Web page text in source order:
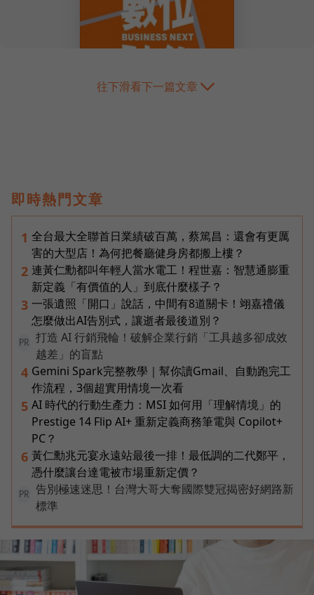
往下滑看下一篇文章
即時熱門文章
1 全台最大全聯首日業績破百萬，蔡篤昌：還會有更厲
害的大型店！為何把餐廳健身房都搬上樓？
2 連黃仁勳都叫年輕人當水電工！程世嘉：智慧通膨重
新定義「有價值的人」到底什麼樣子？
3 一張遺照「開口」說話，中間有8道關卡！翊嘉禮儀
怎麼做出AI告別式，讓逝者最後道別？
PR
打造 AI 行銷飛輪！破解企業行銷「工具越多卻成效
越差」的盲點
4 Gemini Spark完整教學｜幫你讀Gmail、自動跑完工
作流程，3個超實用情境一次看
5 AI 時代的行動生產力：MSI 如何用「理解情境」的
Prestige 14 Flip AI+ 重新定義商務筆電與 Copilot+
PC？
6 黃仁勳兆元宴永遠站最後一排！最低調的二代鄭平，
憑什麼讓台達電被市場重新定價？
PR
告別極速迷思！台灣大哥大奪國際雙冠揭密好網路新
標準